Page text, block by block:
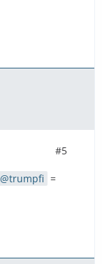
#5
trumpfi =